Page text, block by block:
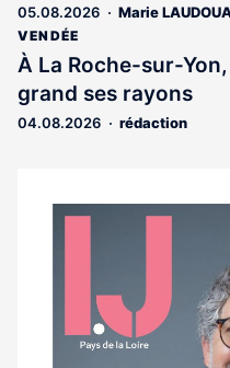
05.08.2026 Marie
VENDÉE
À La Roche-sur-
grand ses rayons
04.08.2026 rédaction
Notre
magazine